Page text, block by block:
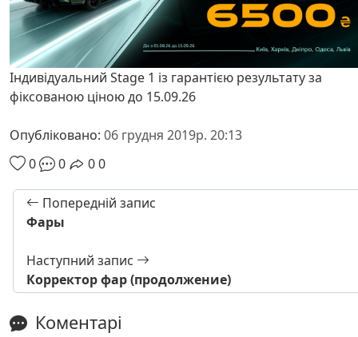
Індивідуальний Stage 1 із гарантією результату за
фіксованою ціною до 15.09.26
Опубліковано: 06 грудня 2019р. 20:13
0
0 00
Попередній запис
Фары
Наступний запис
Корректор фар (продолжение)
Коментарі